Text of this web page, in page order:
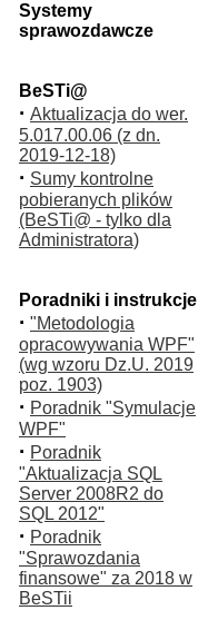
Systemy
sprawozdawcze
BeSTi@
· Aktualizacja do wer.
5.017.00.06 (z dn.
2019-12-18)
· Sumy kontrolne
pobieranych plików
(BeSTi@ - tylko dla
Administratora)
Poradniki i instrukcje
· "Metodologia
opracowywania WPF"
(wg wzoru Dz.U. 2019
poz. 1903)
· Poradnik "Symulacje
WPF"
· Poradnik
"Aktualizacja SQL
Server 2008R2 do
SQL 2012"
· Poradnik
"Sprawozdania
finansowe" za 2018 w
BeSTii